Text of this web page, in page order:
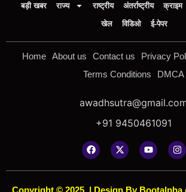
बड़ी खबर राज्य राष्ट्रीय अंतर्राष्ट्रीय क्राइम
खेल
विडिओ ई-पेपर
Home About us Contact us Privacy
Terms Conditions
DMCA
+91 9450461091
Copyright © 2025 | Design By